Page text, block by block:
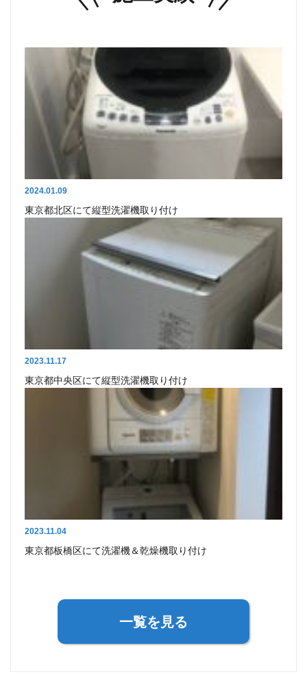
2024.01.09
東京都北区にて縦型洗濯機取り付け
2023.11.17
東京都中央区にて縦型洗濯機取り付け
2023.11.04
東京都板橋区にて洗濯機＆乾燥機取り付け
一覧を見る